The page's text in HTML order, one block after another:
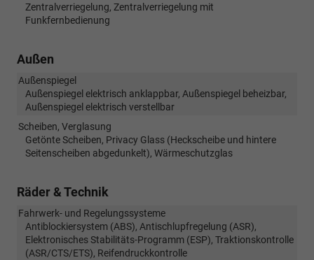
Zentralverriegelung, Zentralverriegelung mit
Funkfernbedienung
Außen
Außenspiegel
Außenspiegel elektrisch anklappbar, Außenspiegel beheizbar,
Außenspiegel elektrisch verstellbar
Scheiben, Verglasung
Getönte Scheiben, Privacy Glass (Heckscheibe und hintere
Seitenscheiben abgedunkelt), Wärmeschutzglas
Räder & Technik
Fahrwerk- und Regelungssysteme
Antiblockiersystem (ABS), Antischlupfregelung (ASR),
Elektronisches Stabilitäts-Programm (ESP), Traktionskontrolle
(ASR/CTS/ETS), Reifendruckkontrolle